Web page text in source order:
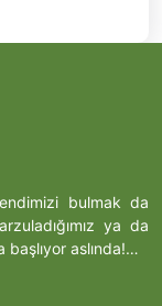
bulmak da
ya da
aslında!…